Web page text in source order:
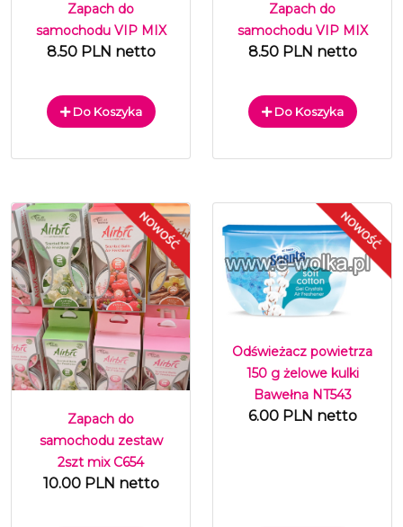
Zapach do
samochodu VIP MIX
8.50 PLN netto
Do Koszyka
Zapach do
samochodu VIP MIX
8.50 PLN netto
Do Koszyka
Zapach do
samochodu zestaw
2szt mix C654
10.00 PLN netto
Odświeżacz powietrza
150 g żelowe kulki
Bawełna NT543
6.00 PLN netto